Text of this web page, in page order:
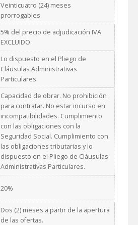
Veinticuatro (24) meses
prorrogables.
5% del precio de adjudicación IVA
EXCLUIDO.
Lo dispuesto en el Pliego de
Cláusulas Administrativas
Particulares.
Capacidad de obrar. No prohibición
para contratar. No estar incurso en
incompatibilidades. Cumplimiento
con las obligaciones con la
Seguridad Social. Cumplimiento con
las obligaciones tributarias y lo
dispuesto en el Pliego de Cláusulas
Administrativas Particulares.
20%
Dos (2) meses a partir de la apertura
de las ofertas.